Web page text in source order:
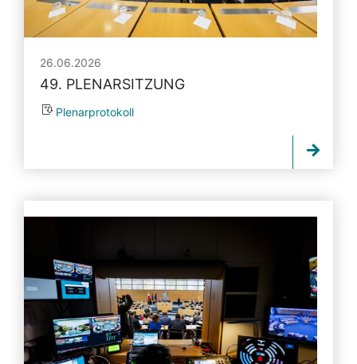
26.06.2026
49. PLENARSITZUNG
Plenarprotokoll